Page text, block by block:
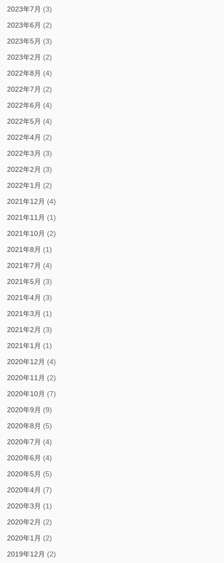
2023年7月 (3)
2023年6月 (2)
2023年5月 (3)
2023年2月 (2)
2022年8月 (4)
2022年7月 (2)
2022年6月 (4)
2022年5月 (4)
2022年4月 (2)
2022年3月 (3)
2022年2月 (3)
2022年1月 (2)
2021年12月 (4)
2021年11月 (1)
2021年10月 (2)
2021年8月 (1)
2021年7月 (4)
2021年5月 (3)
2021年4月 (3)
2021年3月 (1)
2021年2月 (3)
2021年1月 (1)
2020年12月 (4)
2020年11月 (2)
2020年10月 (7)
2020年9月 (9)
2020年8月 (5)
2020年7月 (4)
2020年6月 (4)
2020年5月 (5)
2020年4月 (7)
2020年3月 (1)
2020年2月 (2)
2020年1月 (2)
2019年12月 (2)